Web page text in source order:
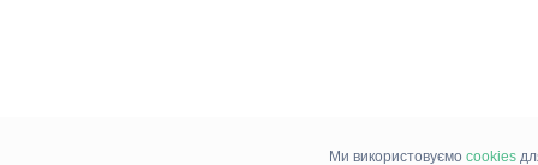
Ми використовуємо cookies